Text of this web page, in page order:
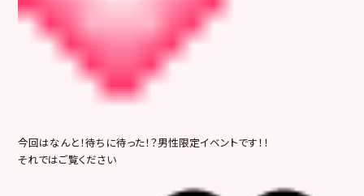
今回はなんと！待ちに待った！？男性限定イベントです！！
それではご覧ください